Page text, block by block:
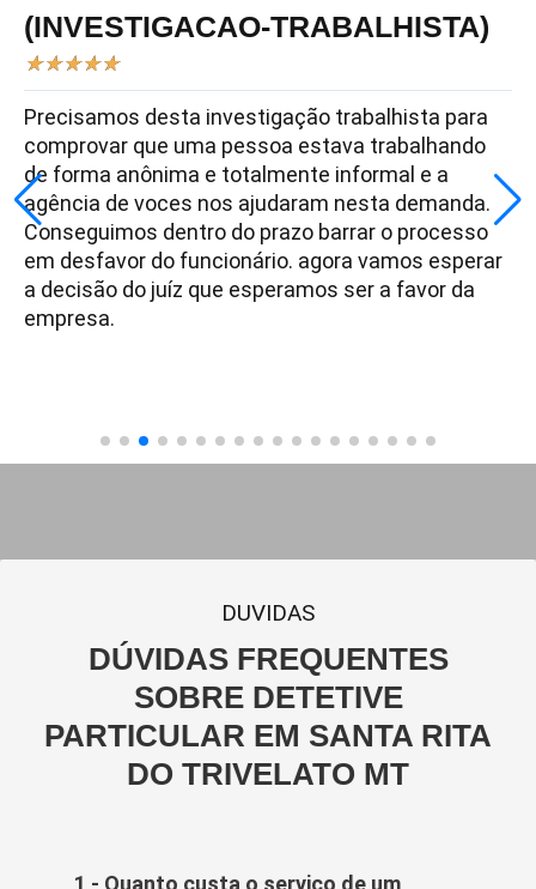
(INVESTIGACAO-TRABALHISTA)
★★★★★
Precisamos desta investigação trabalhista para
comprovar que uma pessoa estava trabalhando
de forma anônima e totalmente informal e a
agência de voces nos ajudaram nesta demanda.
Conseguimos dentro do prazo barrar o processo
em desfavor do funcionário. agora vamos esperar
a decisão do juíz que esperamos ser a favor da
empresa.
DUVIDAS
DÚVIDAS FREQUENTES
SOBRE DETETIVE
PARTICULAR EM SANTA RITA
DO TRIVELATO MT
1 - Quanto custa o serviço de um